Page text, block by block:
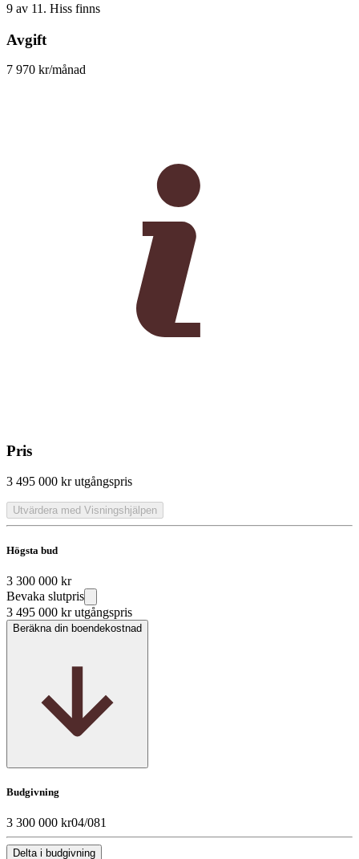
9 av 11. Hiss finns
Avgift
7 970 kr/månad
Pris
3 495 000 kr utgångspris
Utvärdera med Visningshjälpen
Högsta bud
3 300 000 kr
Bevaka slutpris
3 495 000 kr utgångspris
Beräkna din boendekostnad
Budgivning
3 300 000 kr04/081
Delta i budgivning